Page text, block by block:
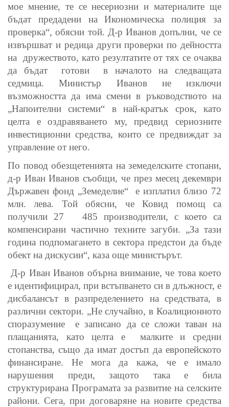
мое мнение, те се несериозни и материалите ще
бъдат предадени на Икономическа полиция за
проверка“, обясни той. Д-р Иванов допълни, че се
извършват и редица други проверки по дейността
на
дружеството, като резултатите от тях се очаква
да бъдат
готови
в началото на следващата
седмица. Министър Иванов не изключи
възможността да има смени в ръководството на
„Напоителни системи“ в най-кратък срок, като
целта е оздравяването му, предвид сериозните
инвестиционни средства, които се предвиждат за
управление от него.
По повод обезщетенията на земеделските стопани,
д-р Иван Иванов съобщи, че през месец декември
Държавен фонд „Земеделие“
е изплатил близо 72
млн. лева. Той обясни, че Ковид помощ са
получили 27
485 производители, с което са
компенсирани частично техните загуби. „За тази
година подпомагането в сектора предстои да бъде
обект на дискусии“, каза още министърът.
Д-р Иван Иванов обърна внимание, че това което
е идентифицирал, при встъпването си в длъжност, е
дисбалансът в разпределението на средствата, в
различни сектори. „Не случайно, в Коалиционното
споразумение
е записано да се сложи таван на
плащанията, като целта е
малките и средни
стопанства, също да имат достъп да европейското
финансиране. Не мога да кажа, че е имало
нарушения преди, защото така е била
структурирана Програмата за развитие на селските
райони. Сега, при договаряне на новите средства